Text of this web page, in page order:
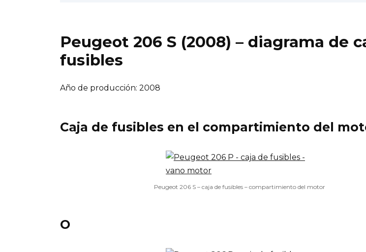
Peugeot 206 S (2008) – diagrama de
fusibles
Año de producción: 2008
Caja de fusibles en el compartimiento del
Peugeot 206 S – caja de fusibles – compartimiento del motor
O